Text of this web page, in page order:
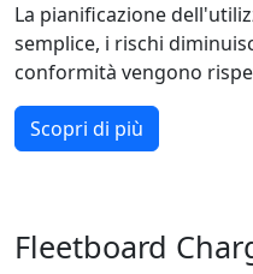
La pianificazione
semplice, i rischi
conformità vengono
Scopri di più
Fleetboard